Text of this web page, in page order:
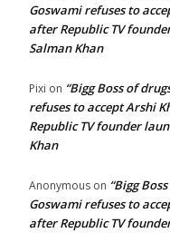
Goswami refuses to
after Republic TV
Salman Khan
Pixi on “Bigg Boss of
refuses to accept Arshi
Republic TV founder
Khan
Anonymous on “Bigg
Goswami refuses to
after Republic TV